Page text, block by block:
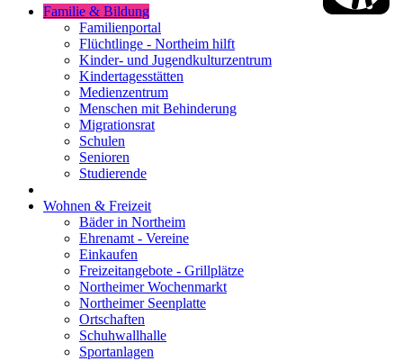
Familie & Bildung
Familienportal
Flüchtlinge - Northeim hilft
Kinder- und Jugendkulturzentrum
Kindertagesstätten
Medienzentrum
Menschen mit Behinderung
Migrationsrat
Schulen
Senioren
Studierende
Wohnen & Freizeit
Bäder in Northeim
Ehrenamt - Vereine
Einkaufen
Freizeitangebote - Grillplätze
Northeimer Wochenmarkt
Northeimer Seenplatte
Ortschaften
Schuhwallhalle
Sportanlagen